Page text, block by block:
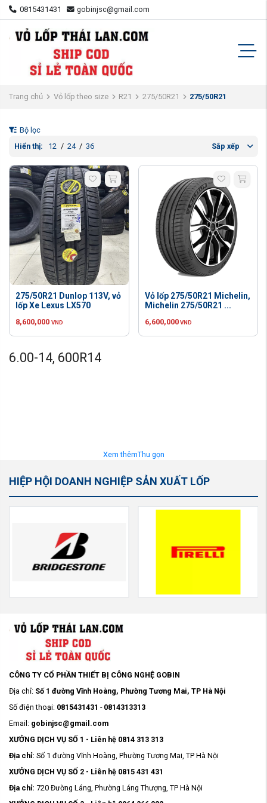
0815431431 gobinjsc@gmail.com
Trang chủ Vỏ lốp theo size R21 275/50R21 275/50R21
Bộ lọc
Hiển thị:
12 / 24 / 36 Sắp xếp
275/50R21 Dunlop 113V, vỏ
lốp Xe Lexus LX570
8,600,000 VND
Vỏ lốp 275/50R21 Michelin,
Michelin 275/50R21 ...
6,600,000 VND
6.00-14, 600R14
Xem thêmThu gọn
HIỆP HỘI DOANH NGHIỆP SẢN XUẤT LỐP
CÔNG TY CỔ PHẦN THIẾT BỊ CÔNG NGHỆ GOBIN
Địa chỉ: Số 1 đường Vĩnh Hoàng, Phường Tương Mai, TP Hà Nội
Số điện thoại: 0815431431 - 0814313313
Email: gobinjsc@gmail.com
XƯỞNG DỊCH VỤ SỐ 1 - Liên hệ 0814 313 313
Địa chỉ: Số 1 đường Vĩnh Hoàng, Phường Tương Mai, TP Hà Nội
XƯỞNG DỊCH VỤ SỐ 2 - Liên hệ 0815 431 431
Địa chỉ: 720 Đường Láng, Phường Láng Thượng, TP Hà Nội